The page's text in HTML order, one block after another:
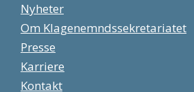
Nyheter
Om Klagenemndssekretariatet
Presse
Karriere
Kontakt